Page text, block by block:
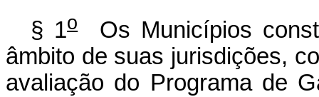
§ 1oOs Municípios
âmbito de suas jurisdições,
avaliação do Programa de